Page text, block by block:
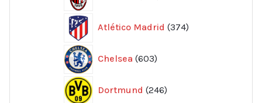
Atlético Madrid 374
produkter
Chelsea 603
produkter
Dortmund 246
produkter